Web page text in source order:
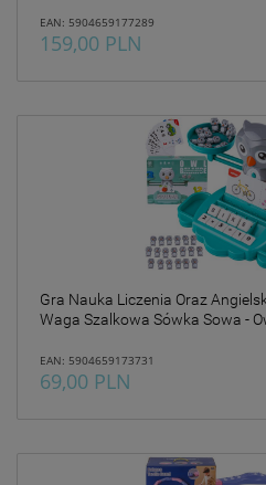
EAN: 5904659177289
159,00 PLN
Gra Nauka Liczenia Oraz
Waga Szalkowa Sówka Sowa -
EAN: 5904659173731
69,00 PLN